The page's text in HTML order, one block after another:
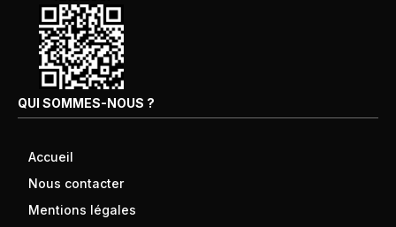
QUI SOMMES-NOUS ?
Accueil
Nous contacter
Mentions légales